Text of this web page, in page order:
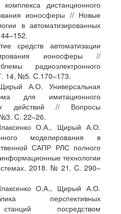
дистанционного
ионосферы // Новые
в автоматизированных
средств автоматизации
ионосферы //
радиоэлектронного
14, №5. C.170–173.
А.О. Универсальная
для имитационного
действий // Вопросы
C. 22–26.
О.А., Щирый А.О.
моделирования в
САПР РЛС полного
технологии
2018. № 21. C. 290–
О.А., Щирый А.О.
перспективных
посредством